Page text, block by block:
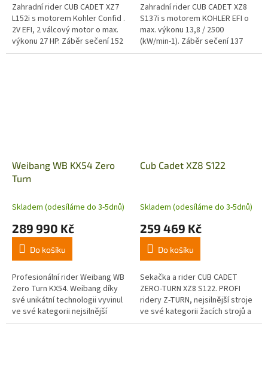
Zahradní rider CUB CADET XZ7
L152i s motorem Kohler Confid .
2V EFI, 2 válcový motor o max.
výkonu 27 HP. Záběr sečení 152
cm. Počet nožů 3. Vysoký výkon
Zahradní rider CUB CADET XZ8
S137i s motorem KOHLER EFI o
max. výkonu 13,8 / 2500
(kW/min-1). Záběr sečení 137
cm. Počet nožů 3. Technologie
Weibang WB KX54 Zero
Turn
Skladem (odesíláme do 3-5dnů)
289 990 Kč
Do košíku
Profesionální rider Weibang WB
Zero Turn KX54. Weibang díky
své unikátní technologii vyvinul
ve své kategorii nejsilnější
produktovou sérii Zero-Turn. S
Cub Cadet XZ8 S122
Skladem (odesíláme do 3-5dnů)
259 469 Kč
Do košíku
Sekačka a rider CUB CADET
ZERO-TURN XZ8 S122. PROFI
ridery Z-TURN, nejsilnější stroje
ve své kategorii žacích strojů a
sekaček. Jedinečna technologie